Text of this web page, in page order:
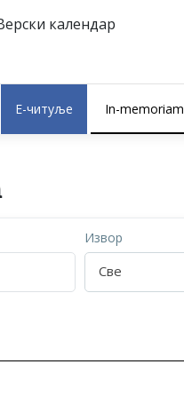
календар
E-читуље In-memoriam
Извор
Све